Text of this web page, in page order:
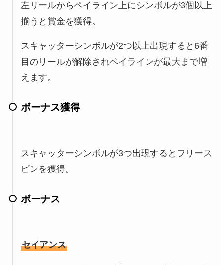
左リールからペイライン上にシンボルが3個以上
揃うと賞金を獲得。
スキャッターシンボルが2つ以上出現すると6番
目のリールが解除されペイラインが最大まで増
えます。
ボーナス獲得
スキャッターシンボルが3つ出現するとフリース
ピンを獲得。
ボーナス
セイアンス